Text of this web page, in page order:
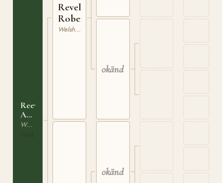
Reeves
Aramintha
Again
Welshponny
Revel
Roberts
Welsh Mountain
okänd
okänd